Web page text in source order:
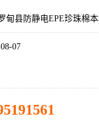
甸县防静电EPE珍珠棉
07